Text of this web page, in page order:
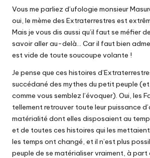
Vous me parliez d’ufologie monsieur
oui, le mème des Extraterrestres est
Mais je vous dis aussi qu’il faut se méfier
savoir aller au-delà… Car il faut bien
est vide de toute soucoupe volante !
Je pense que ces histoires
succédané des mythes du petit peuple (et
comme vous semblez l’évoquer). Oui, les
tellement retrouver toute leur puissance
matérialité dont elles disposaient au
et de toutes ces histoires qui les mettaient
les temps ont changé, et il n’est plus
peuple de se matérialiser vraiment, à part